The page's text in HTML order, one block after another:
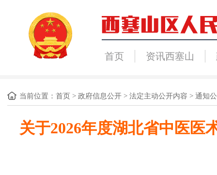
首页 资讯西塞山
当前位置： 首页 > 政府信息公开 > 法定主动公开内容 > 通知
关于2026年度湖北省中医医